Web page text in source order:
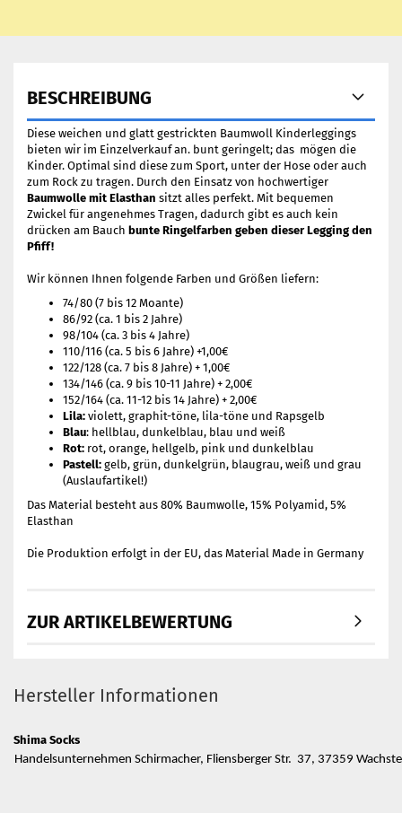
BESCHREIBUNG
Diese weichen und glatt gestrickten Baumwoll Kinderleggings
bieten wir im Einzelverkauf an. bunt geringelt; das mögen die
Kinder. Optimal sind diese zum Sport, unter der Hose oder auch
zum Rock zu tragen. Durch den Einsatz von hochwertiger
Baumwolle mit Elasthan sitzt alles perfekt. Mit bequemen
Zwickel für angenehmes Tragen, dadurch gibt es auch kein
drücken am Bauch bunte Ringelfarben geben dieser Legging den
Pfiff!
Wir können Ihnen folgende Farben und Größen liefern:
74/80 (7 bis 12 Moante)
86/92 (ca. 1 bis 2 Jahre)
98/104 (ca. 3 bis 4 Jahre)
110/116 (ca. 5 bis 6 Jahre) +1,00€
122/128 (ca. 7 bis 8 Jahre) + 1,00€
134/146 (ca. 9 bis 10-11 Jahre) + 2,00€
152/164 (ca. 11-12 bis 14 Jahre) + 2,00€
Lila: violett, graphit-töne, lila-töne und Rapsgelb
Blau: hellblau, dunkelblau, blau und weiß
Rot: rot, orange, hellgelb, pink und dunkelblau
Pastell: gelb, grün, dunkelgrün, blaugrau, weiß und grau
(Auslaufartikel!)
Das Material besteht aus 80% Baumwolle, 15% Polyamid, 5%
Elasthan
Die Produktion erfolgt in der EU, das Material Made in Germany
ZUR ARTIKELBEWERTUNG
Hersteller Informationen
Shima Socks
Handelsunternehmen Schirmacher, Fliensberger Str. 37, 37359